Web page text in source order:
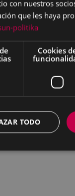
con nuestros
que les haya
politika
Cookies
TODO